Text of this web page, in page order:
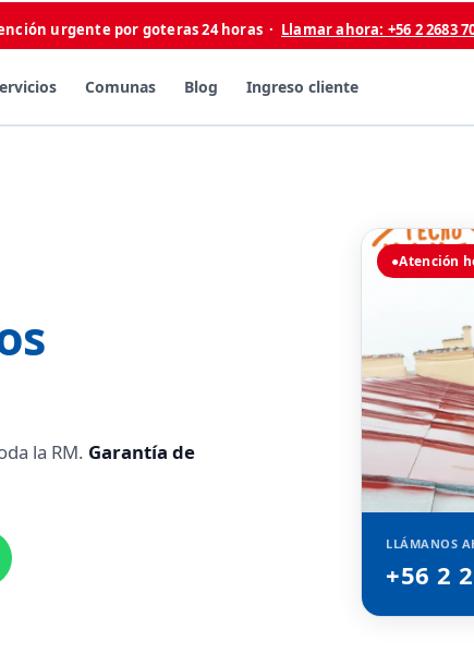
urgente por goteras 24 horas · Llamar ahora: +56 2 2683
Comunas Blog Ingreso cliente
la RM. Garantía de
●Atención
LLÁMANOS
+56 2